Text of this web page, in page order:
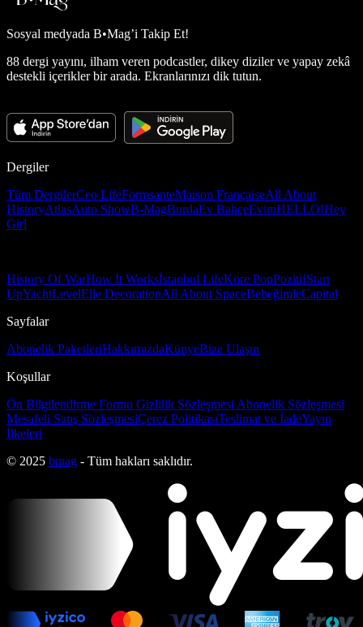
Sosyal medyada B•Mag’i Takip Et!
88 dergi yayını, ilham veren podcastler, dikey diziler ve yapay zekâ
destekli içerikler bir arada. Ekranlarınızı dik tutun.
Dergiler
Tüm DergilerCeo LifeFormsanteMaison FrançaiseAll About
HistoryAtlasAuto ShowB-MagBurdaEv BahçeEvimHELLO!Hey
Girl
History Of WarHow It Worksİstanbul LifeKore PopPozitifStart
UpYachtLevelElle DecorationAll About SpaceBebeğimleCapital
Sayfalar
Abonelik PaketleriHakkımızdaKünyeBize Ulaşın
Koşullar
Ön Bilgilendirme Formu Gizlilik Sözleşmesi Abonelik Sözleşmesi
Mesafeli Satış SözleşmesiÇerez PolitikasıTeslimat ve İadeYayın
İlkeleri
© 2025 bmag - Tüm hakları saklıdır.